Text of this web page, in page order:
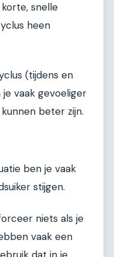
snelle
heen
(tijdens en
vaak gevoeliger
beter zijn.
ben je vaak
stijgen.
niets als je
vaak een